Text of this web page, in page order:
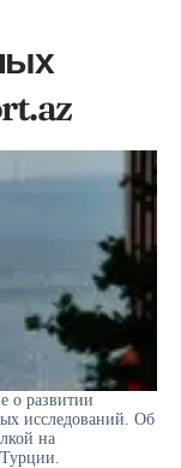
о развитии
исследований. Об
на